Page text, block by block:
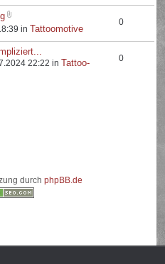
in Tattoomotive
0
22:22 in Tattoo-
0
durch phpBB.de